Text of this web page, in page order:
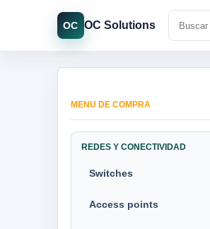
OC OC Solutions
MENU DE COMPRA
REDES Y CONECTIVIDAD
Switches
Access points